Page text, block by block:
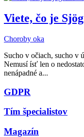
Viete, čo je
Choroby oka
Sucho v očiach, sucho v
Nemusí ísť len o
nenápadné a...
GDPR
Tím špecialistov
Magazín